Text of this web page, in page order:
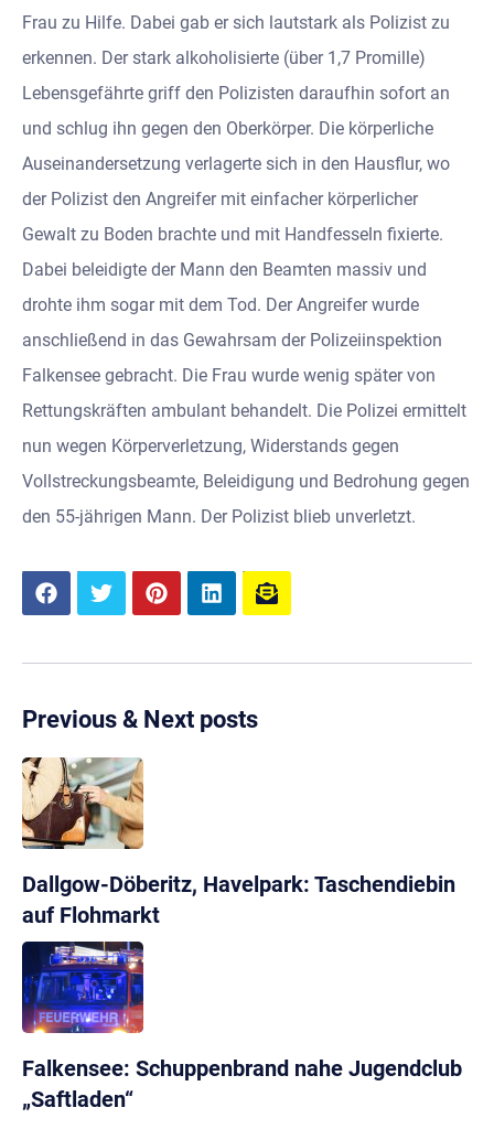
Frau zu Hilfe. Dabei gab er sich lautstark als Polizist zu
erkennen. Der stark alkoholisierte (über 1,7 Promille)
Lebensgefährte griff den Polizisten daraufhin sofort an
und schlug ihn gegen den Oberkörper. Die körperliche
Auseinandersetzung verlagerte sich in den Hausflur, wo
der Polizist den Angreifer mit einfacher körperlicher
Gewalt zu Boden brachte und mit Handfesseln fixierte.
Dabei beleidigte der Mann den Beamten massiv und
drohte ihm sogar mit dem Tod. Der Angreifer wurde
anschließend in das Gewahrsam der Polizeiinspektion
Falkensee gebracht. Die Frau wurde wenig später von
Rettungskräften ambulant behandelt. Die Polizei ermittelt
nun wegen Körperverletzung, Widerstands gegen
Vollstreckungsbeamte, Beleidigung und Bedrohung gegen
den 55-jährigen Mann. Der Polizist blieb unverletzt.
Previous & Next posts
Dallgow-Döberitz, Havelpark: Taschendiebin
auf Flohmarkt
Falkensee: Schuppenbrand nahe Jugendclub
„Saftladen“